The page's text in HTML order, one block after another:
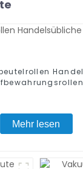
Mehr lesen